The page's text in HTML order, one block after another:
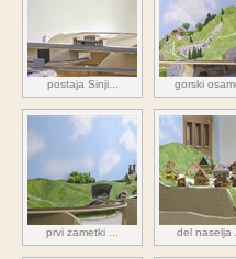
postaja Sinji... gorski
prvi zametki ... del naselja